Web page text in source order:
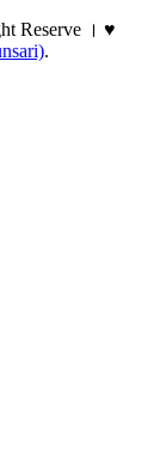
Reserve । ♥
.